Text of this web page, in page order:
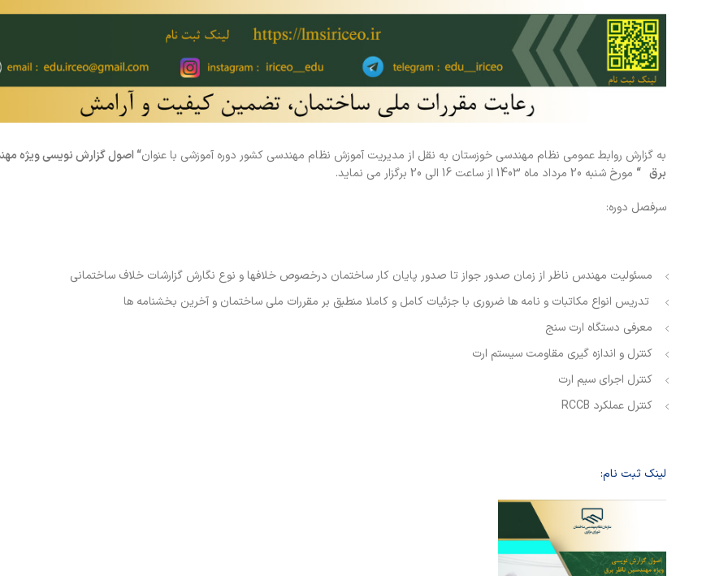
به گزارش روابط عمومی نظام مهندسی خوزستان به نقل از مدیریت آموزش نظام مهندسی کشور دوره آموزشی با عنوان“ اصول گزارش نویسی ویژه
برق “ مورخ شنبه 20 مرداد ماه 1403 از ساعت 16 الی 20 برگزار می نماید.
سرفصل دوره:
مسئولیت مهندس ناظر از زمان صدور جواز تا صدور پایان کار ساختمان درخصوص خلافها و نوع نگارش گزارشات خلاف ساختمانی
تدریس انواع مکاتبات و نامه ها ضروری با جزئیات کامل و کاملا منطبق بر مقررات ملی ساختمان و آخرین بخشنامه ها
معرفی دستگاه ارت سنج
کنترل و اندازه گیری مقاومت سیستم ارت
کنترل اجرای سیم ارت
کنترل عملکرد RCCB
لینک ثبت نام: